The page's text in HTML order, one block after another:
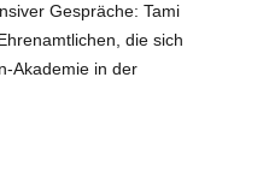
Gespräche: Tami
die sich
Akademie in der